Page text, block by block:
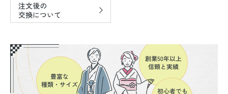
注文後の
交換について